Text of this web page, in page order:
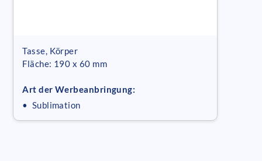
Tasse, Körper
Fläche: 190 x 60 mm
Art der Werbeanbringung:
• Sublimation